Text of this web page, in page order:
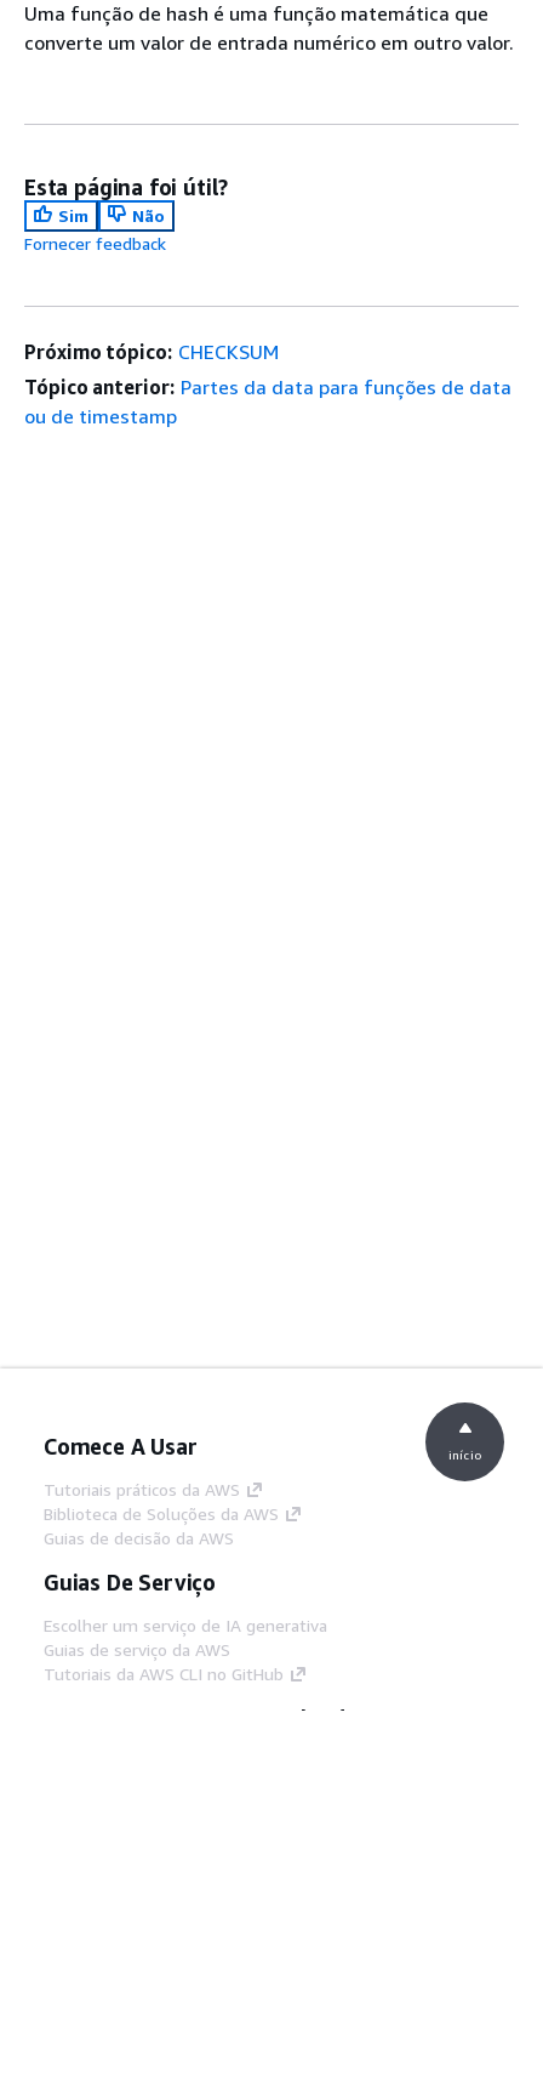
Uma função de hash é uma função matemática que
converte um valor de entrada numérico em outro valor.
Esta página foi útil?
Sim
Não
Fornecer feedback
Próximo tópico: CHECKSUM
Tópico anterior: Partes da data para funções de data
ou de timestamp
Comece A Usar
Tutoriais práticos da AWS
Biblioteca de Soluções da AWS
Guias de decisão da AWS
Guias De Serviço
Escolher um serviço de IA generativa
Guias de serviço da AWS
Tutoriais da AWS CLI no GitHub
Ferramentas De Desenvolvedor
início